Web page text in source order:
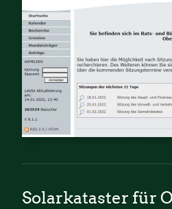
Solarkataster für